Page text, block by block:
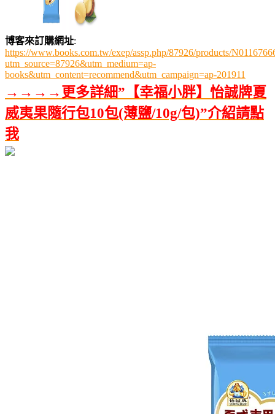
博客來訂購網址:
https://www.books.com.tw/exep/assp.php/87926/products/
utm_source=87926&utm_medium=ap-
books&utm_content=recommend&utm_campaign=ap-201911
→→→→更多詳細”【幸福小胖】怡誠牌夏
威夷果隨行包10包(薄鹽/10g/包)”介紹請點
我